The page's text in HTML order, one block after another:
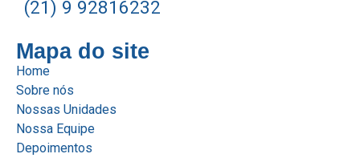
(21) 9 92816232
Mapa do site
Home
Sobre nós
Nossas Unidades
Nossa Equipe
Depoimentos